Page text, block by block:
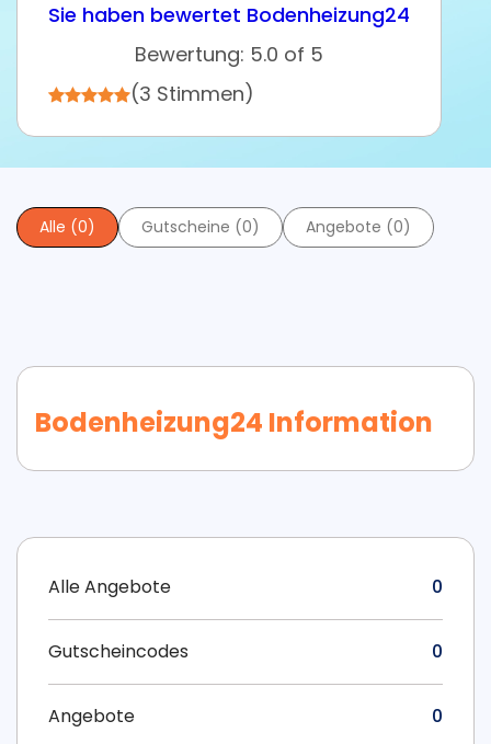
Sie haben bewertet Bodenheizung24
Bewertung: 5.0 of 5
(3 Stimmen)
Alle (0) Gutscheine (0) Angebote (0)
Bodenheizung24 Information
Alle Angebote 0
Gutscheincodes 0
Angebote 0